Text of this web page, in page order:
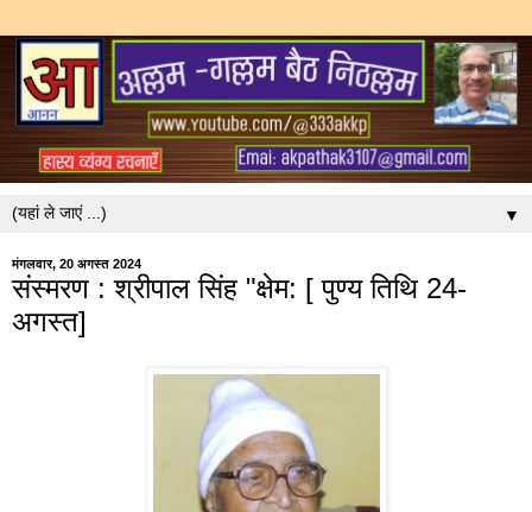
▼
मंगलवार, 20 अगस्त 2024
संस्मरण : श्रीपाल सिंह "क्षेम: [ पुण्य तिथि 24-
अगस्त]